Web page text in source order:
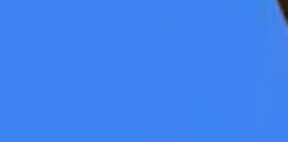
Produktvideoer, der tidligere krævede professionelle